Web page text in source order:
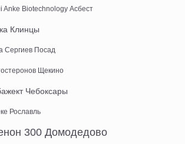
Anke Biotechnology Асбест
Клинцы
Сергиев Посад
Щекино
Чебоксары
Рославль
300 Домодедово